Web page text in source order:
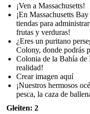
¡Ven a Massachusetts!
¡En Massachusetts
tiendas para
frutas y verduras!
¿Eres un puritano
Colony, donde podrás
Colonia de la Bahía de
realidad!
Crear imagen aquí
¡Nuestros hermosos
pesca, la caza de
Gleiten: 2